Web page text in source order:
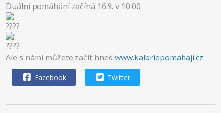
Duální pomáhání začíná 16.9. v 10:00
Ale s námi můžete začít hned www.kaloriepomahaji.cz
Facebook Twitter